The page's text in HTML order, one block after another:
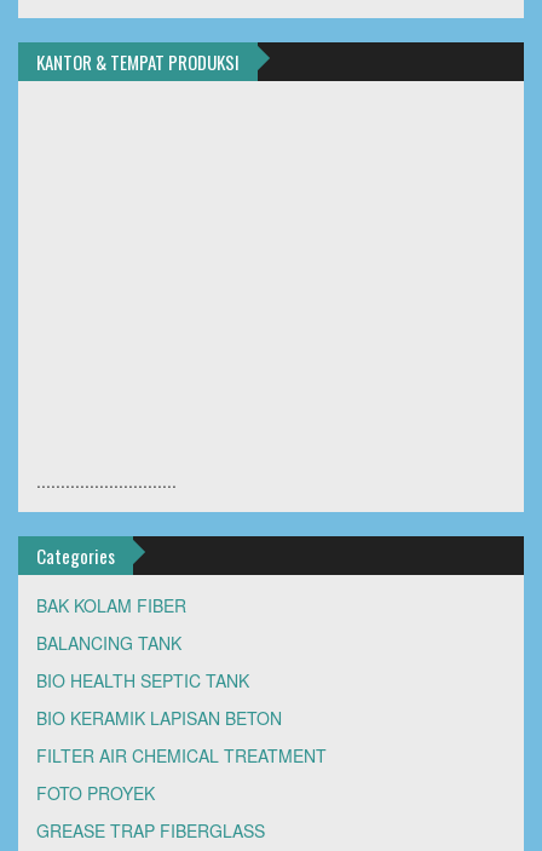
KANTOR & TEMPAT PRODUKSI
.............................
Categories
BAK KOLAM FIBER
BALANCING TANK
BIO HEALTH SEPTIC TANK
BIO KERAMIK LAPISAN BETON
FILTER AIR CHEMICAL TREATMENT
FOTO PROYEK
GREASE TRAP FIBERGLASS